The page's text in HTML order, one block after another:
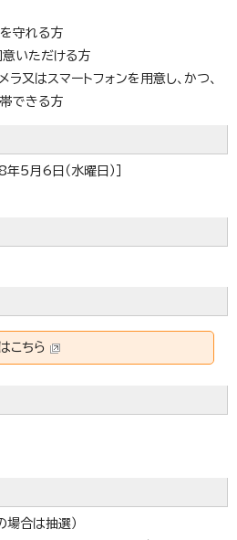
を守れる方
意いただける方
ラ又はスマートフォンを用意し、かつ、
できる方
月6日（水曜日）］
こちら
合は抽選）